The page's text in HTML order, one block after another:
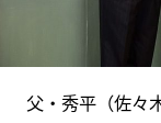
父・秀平（佐々